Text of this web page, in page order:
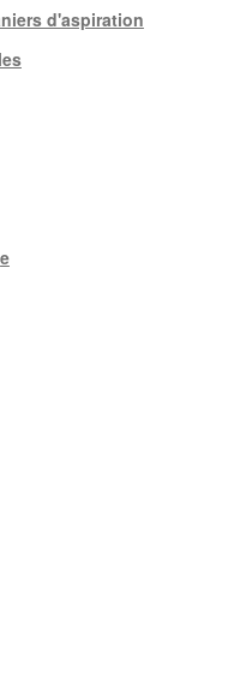
d'aspiration